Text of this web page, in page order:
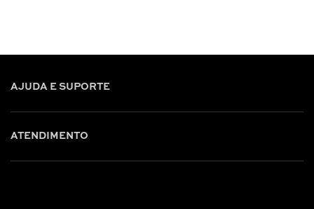
AJUDA E SUPORTE
ATENDIMENTO